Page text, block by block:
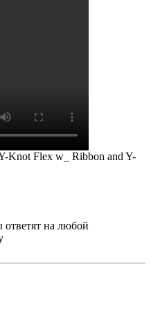
Knot Flex w_ Ribbon and Y-
на любой